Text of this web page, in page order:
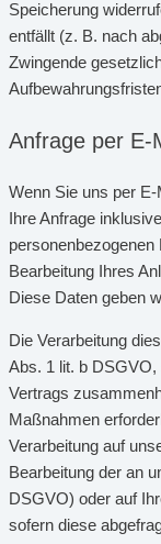
Speicherung
entfällt (z. B. nach
Zwingende
Anfrage per E-
Wenn Sie uns per E-
Ihre Anfrage
Bearbeitung Ihres
Diese Daten geben
Die Verarbeitung
Abs. 1 lit. b DSGVO,
Vertrags
Maßnahmen
Verarbeitung auf
Bearbeitung der an
DSGVO) oder auf
sofern diese